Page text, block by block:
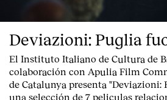
Deviazioni: Puglia
El Instituto Italiano de Cultura de
colaboración con Apulia Film
de Catalunya presenta "Deviazioni:
una selección de 7 peliculas